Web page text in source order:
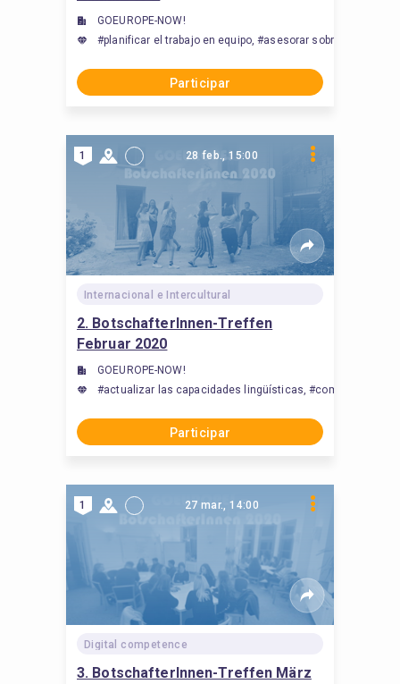
GOEUROPE-NOW!
#planificar el trabajo en equipo, #asesorar sobre métodos
Participar
1 28 feb., 15:00
Internacional e Intercultural
2. BotschafterInnen-Treffen
Februar 2020
GOEUROPE-NOW!
#actualizar las capacidades lingüísticas, #comunicación,
Participar
1 27 mar., 14:00
Digital competence
3. BotschafterInnen-Treffen März